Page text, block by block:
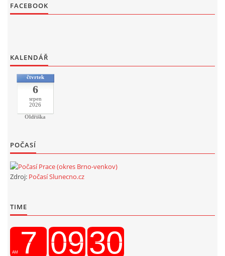
FACEBOOK
KALENDÁŘ
čtvrtek
6
srpen
2026
Oldřiška
POČASÍ
Zdroj: Počasí Slunecno.cz
TIME